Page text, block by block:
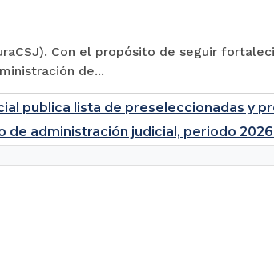
Con el propósito de seguir
de...
publica lista de preseleccionadas y
administración judicial, periodo 2026